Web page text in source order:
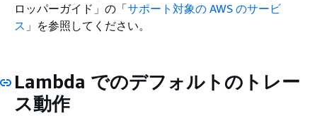
ロッパーガイド」の「サポート対象の AWS のサービ
ス 」を参照してください。
Lambda でのデフォルトのトレー
ス動作